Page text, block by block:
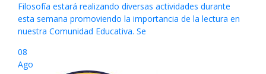
Filosofía estará realizando diversas actividades durante
esta semana promoviendo la importancia de la lectura en
nuestra Comunidad Educativa. Se
08
Ago